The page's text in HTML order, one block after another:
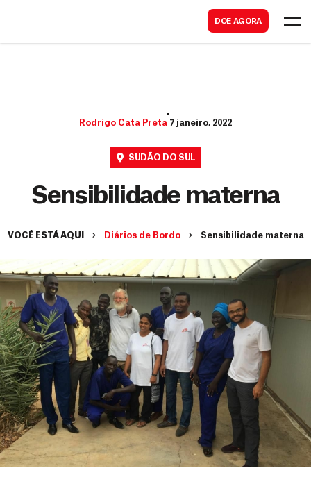
DOE AGORA
Rodrigo Cata Preta 7 janeiro, 2022
SUDÃO DO SUL
Sensibilidade materna
VOCÊ ESTÁ AQUI Diários de Bordo Sensibilidade materna